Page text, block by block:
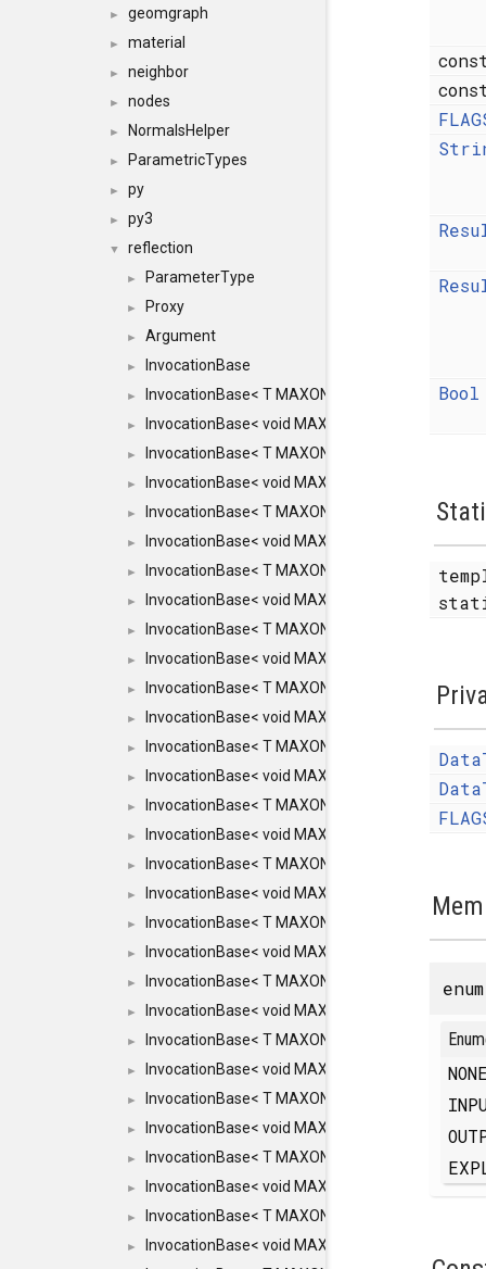
► geomgraph
► material
► neighbor
► nodes
► NormalsHelper
► ParametricTypes
► py
► py3
▼ reflection
► ParameterType
► Proxy
► Argument
► InvocationBase
► InvocationBase< T
► InvocationBase< void
► InvocationBase< T
► InvocationBase< void
► InvocationBase< T
► InvocationBase< void
► InvocationBase< T
► InvocationBase< void
► InvocationBase< T
► InvocationBase< void
► InvocationBase< T
► InvocationBase< void
► InvocationBase< T
► InvocationBase< void
► InvocationBase< T
► InvocationBase< void
► InvocationBase< T
► InvocationBase< void
► InvocationBase< T
► InvocationBase< void
► InvocationBase< T
► InvocationBase< void
► InvocationBase< T
► InvocationBase< void
► InvocationBase< T
► InvocationBase< void
► InvocationBase< T
► InvocationBase< void
► InvocationBase< T
►
InvocationBase< void
Bool